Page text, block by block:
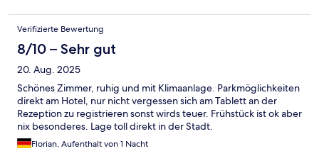
Verifizierte Bewertung
8/10 – Sehr gut
20. Aug. 2025
Schönes Zimmer, ruhig und mit Klimaanlage. Parkmöglichkeiten
direkt am Hotel, nur nicht vergessen sich am Tablett an der
Rezeption zu registrieren sonst wirds teuer. Frühstück ist ok aber
nix besonderes. Lage toll direkt in der Stadt.
Florian, Aufenthalt von 1 Nacht